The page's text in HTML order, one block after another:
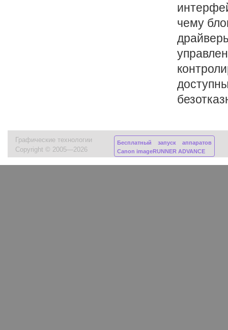
чему
Графические технологии
Copyright © 2005—2026
Бесплатный запуск аппаратов
Canon imageRUNNER ADVANCE